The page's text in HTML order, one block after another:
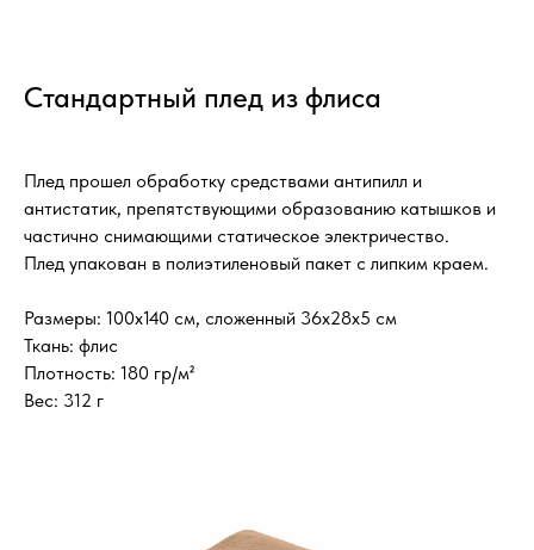
Стандартный плед из флиса
Плед прошел обработку средствами антипилл и
антистатик, препятствующими образованию катышков и
частично снимающими статическое электричество.
Плед упакован в полиэтиленовый пакет с липким краем.
Размеры: 100х140 см, сложенный 36х28х5 см
Ткань: флис
Плотность: 180 гр/м²
Вес: 312 г